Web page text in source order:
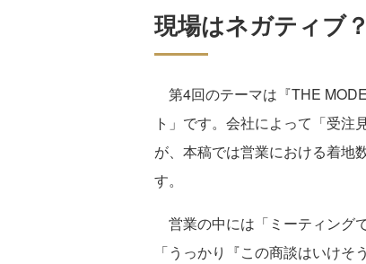
現場はネガティブ
第4回のテーマは『THE
ト」です。会社によって「受
が、本稿では営業における着地
す。
営業の中には「ミーティング
「うっかり『この商談はいけ